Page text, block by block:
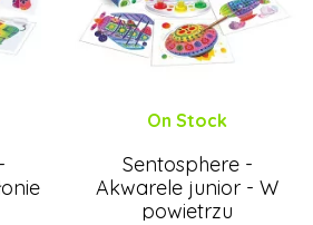
On Stock
Sentosphere -
Akwarele junior - W
powietrzu